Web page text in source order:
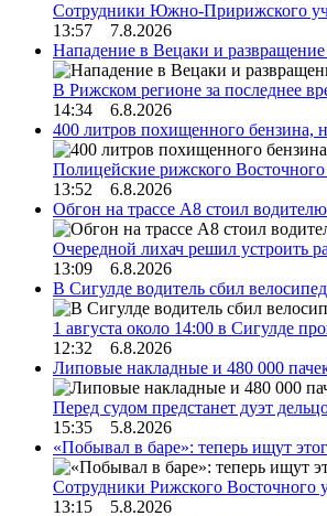
Сотрудники Южно-Пририжского
13:57 7.8.2026
Нападение в Вецаки и
В Рижском регионе за последнее
14:34 6.8.2026
400 литров похищенного бензина,
Полицейские рижского
13:52 6.8.2026
Обгон на трассе А8 стоил
Очередной лихач решил устроить
13:09 6.8.2026
В Сигулде водитель сбил
1 августа около 14:00 в Сигулде
12:32 6.8.2026
Липовые накладные и 480 000
Перед судом предстанет дуэт
15:35 5.8.2026
«Побывал в баре»: теперь ищут
Сотрудники Рижского Восточного
13:15 5.8.2026